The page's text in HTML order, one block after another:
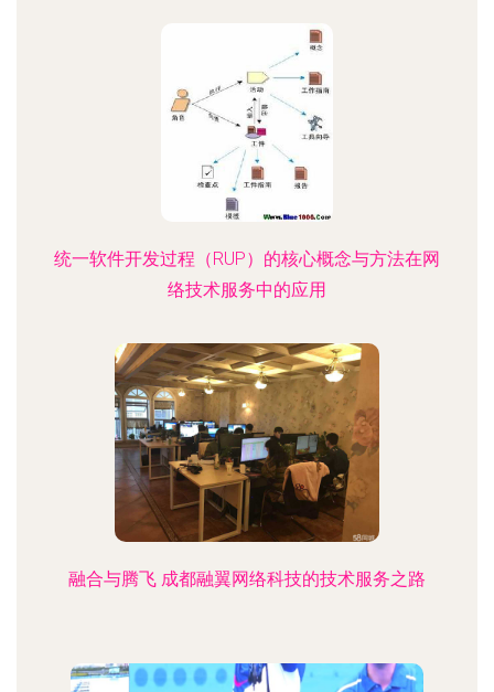
统一软件开发过程（RUP）的核心概念与方法在网
络技术服务中的应用
融合与腾飞 成都融翼网络科技的技术服务之路